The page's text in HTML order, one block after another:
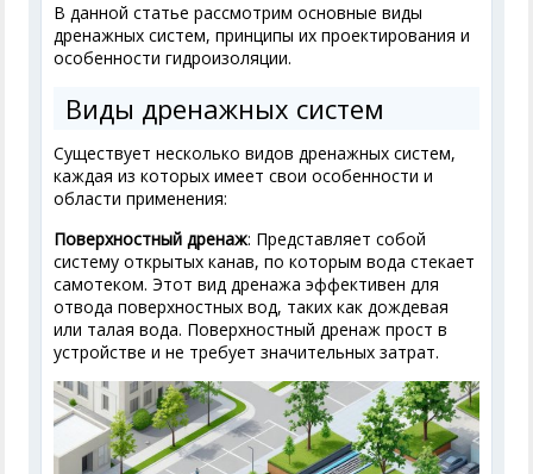
В данной статье рассмотрим основные виды
дренажных систем, принципы их проектирования и
особенности гидроизоляции.
Виды дренажных систем
Существует несколько видов дренажных систем,
каждая из которых имеет свои особенности и
области применения:
Поверхностный дренаж: Представляет собой
систему открытых канав, по которым вода стекает
самотеком. Этот вид дренажа эффективен для
отвода поверхностных вод, таких как дождевая
или талая вода. Поверхностный дренаж прост в
устройстве и не требует значительных затрат.